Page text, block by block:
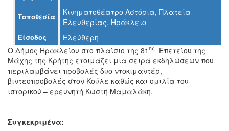
ΔΗΜΟΣ
ΠΟΛΙΤΙΣΜΟΣ
ΠΟΛΗ
Τοποθεσία
Κινηματοθέατρο Αστόρια, Πλατεία
Ελευθερίας, Ηράκλειο
Είσοδος
Ελεύθερη
Ο Δήμος Ηρακλείου στο πλαίσιο της 81 ης
Επετείου της
Μάχης της Κρήτης ετοιμάζει μια σειρά εκδηλώσεων που
περιλαμβάνει προβολές δυο ντοκιμαντέρ,
βιντεοπροβολές στον Κούλε καθώς και ομιλία του
ιστορικού – ερευνητή Κωστή Μαμαλάκη.
Συγκεκριμένα: